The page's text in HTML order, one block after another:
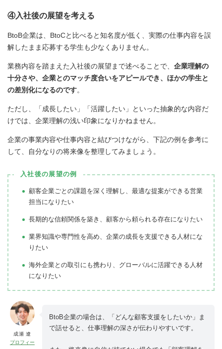
④入社後の展望を考える
BtoB企業は、BtoCと比べると知名度が低く、実際の仕事内容を誤
解したまま応募する学生も少なくありません。
業務内容を踏まえた入社後の展望まで述べることで、 企業理解の
十分さや、企業とのマッチ度合いをアピールでき、ほかの学生と
の差別化になるのです。
ただし、「成長したい」「活躍したい」といった抽象的な内容だ
けでは、企業理解の浅い印象になりかねません。
企業の事業内容や仕事内容と結びつけながら、下記の例を参考に
して、自分なりの将来像を整理してみましょう。
入社後の展望の例
顧客企業ごとの課題を深く理解し、最適な提案ができる営業
担当になりたい
長期的な信頼関係を築き、顧客から頼られる存在になりたい
業界知識や専門性を高め、企業の成長を支援できる人材にな
りたい
海外企業との取引にも携わり、グローバルに活躍できる人材
になりたい
成瀬 遼
プロフィー
BtoB企業の場合は、「どんな顧客支援をしたいか」ま
で話せると、仕事理解の深さが伝わりやすいです。